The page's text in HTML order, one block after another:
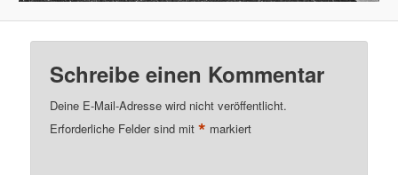
Schreibe einen Kommentar
Deine E-Mail-Adresse wird nicht veröffentlicht.
Erforderliche Felder sind mit* markiert